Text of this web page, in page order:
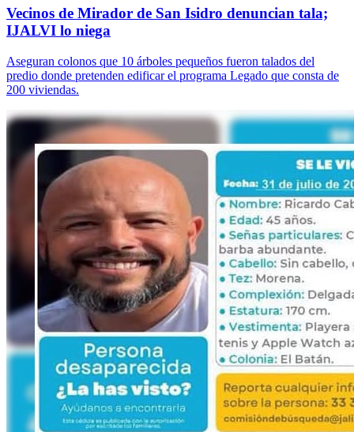
Vecinos de Mirador de San Isidro denuncian tala;
IJALVI lo niega
Aseguran colonos que 10 árboles pequeños fueron talados del
predio donde pretenden edificar el programa Legado que consta de
200 viviendas.